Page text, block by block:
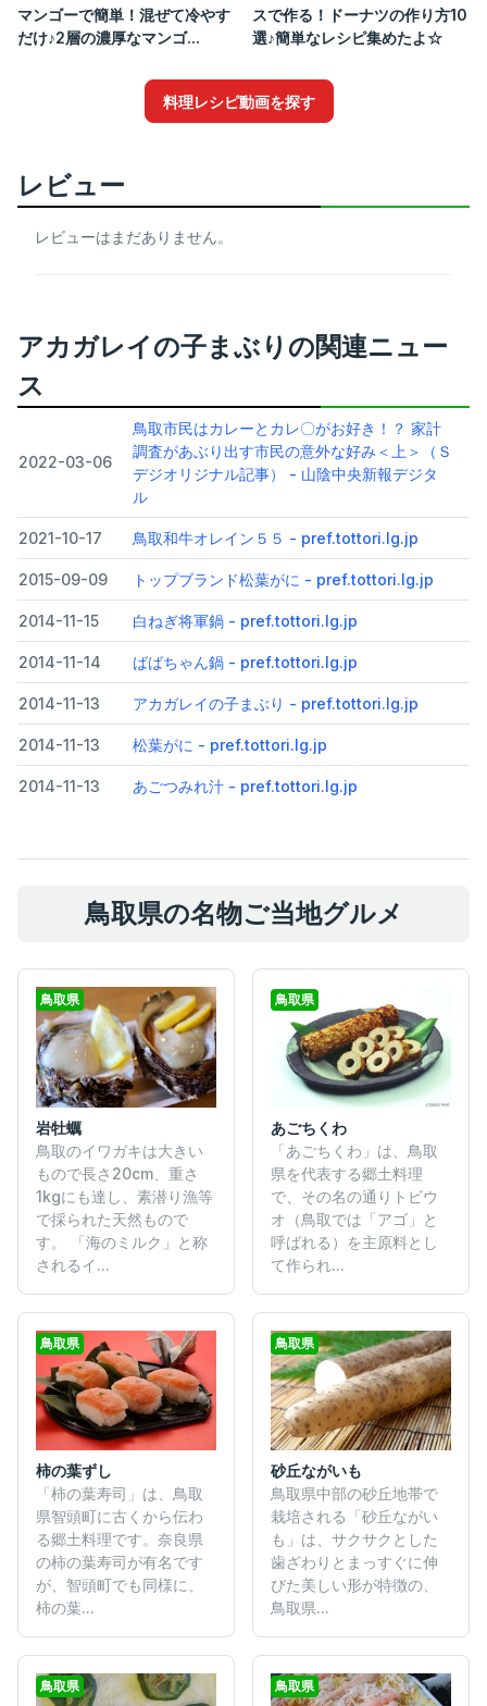
マンゴーで簡単！混ぜて冷やす
だけ♪2層の濃厚なマンゴ...
スで作る！ドーナツの作り方10
選♪簡単なレシピ集めたよ☆
料理レシピ動画を探す
レビュー
レビューはまだありません。
アカガレイの子まぶりの関連ニュー
ス
2022-03-06
鳥取市民はカレーとカレ〇がお好き！？ 家計
調査があぶり出す市民の意外な好み＜上＞（Ｓ
デジオリジナル記事） - 山陰中央新報デジタ
ル
2021-10-17 鳥取和牛オレイン５５ - pref.tottori.lg.jp
2015-09-09 トップブランド松葉がに - pref.tottori.lg.jp
2014-11-15 白ねぎ将軍鍋 - pref.tottori.lg.jp
2014-11-14 ばばちゃん鍋 - pref.tottori.lg.jp
2014-11-13 アカガレイの子まぶり - pref.tottori.lg.jp
2014-11-13 松葉がに - pref.tottori.lg.jp
2014-11-13 あごつみれ汁 - pref.tottori.lg.jp
鳥取県の名物ご当地グルメ
鳥取県
岩牡蠣
鳥取のイワガキは大きい
もので長さ20cm、重さ
1kgにも達し、素潜り漁等
で採られた天然もので
す。 「海のミルク」と称
されるイ...
鳥取県
あごちくわ
「あごちくわ」は、鳥取
県を代表する郷土料理
で、その名の通りトビウ
オ（鳥取では「アゴ」と
呼ばれる）を主原料とし
て作られ...
鳥取県
柿の葉ずし
「柿の葉寿司」は、鳥取
県智頭町に古くから伝わ
る郷土料理です。奈良県
の柿の葉寿司が有名です
が、智頭町でも同様に、
柿の葉...
鳥取県
砂丘ながいも
鳥取県中部の砂丘地帯で
栽培される「砂丘ながい
も」は、サクサクとした
歯ざわりとまっすぐに伸
びた美しい形が特徴の、
鳥取県...
鳥取県 鳥取県